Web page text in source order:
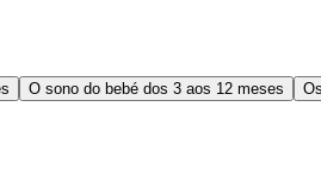
O sono do bebé dos 3 aos 12 meses